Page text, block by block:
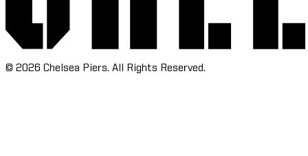
© 2026 Chelsea Piers. All Rights Reserved.​​​​‌ ‍ ​‍​‍‌‍ ‌ ​‍‌‍‍‌‌‍‌ ‌‍‍‌‌‍ ‍​‍​‍​ ‍‍​‍​‍‌ ​ ‌‍​‌‌‍ ‍‌‍‍‌‌ ‌​‌ ‍‌​‍ ‍‌‍‍‌‌‍ ​‍​‍​‍ ​​‍​‍‌‍‍​‌ ​‍‌‍‌‌‌‍‌‍​‍​‍​ ‍‍​‍​‍‌‍‍​‌ ‌​‌ ‌​‌ ​​‌ ​ ​ ‍‍​‍ ​‍ ‌‍​ ‌‍‍​‌‍‌‌‌‍ ​‌ ​ ‌‍‌‌‌‍​‌‌ ​​‌‍‍‌‌‍‌‌‌ ​‍‌ ​ ​‍ ‍‌ ​ ‌‍​‌‌‍ ‍‌‍‍‌‌ ‌​‌ ‍‌​‍ ‍‌ ​ ‌ ‌​‌ ‌‌‌‍‌​‌‍‍‌‌‍ ​‍ ‌‍‍‌‌‍ ‍‌ ‌​‌‍‌‌‌‍ ‍‌ ‌​​‍ ‌‍‌‌‌‍‌​‌‍‍‌‌ ‌​​‍ ‌‍ ‌‌‍ ‌‍‌​‌‍‌‌​ ‌‌ ​​‌ ​‍‌‍‌‌‌ ​ ‌‍‌‌‌‍ ‍‌ ‌​‌‍​‌‌ ‌​‌‍‍‌‌‍ ‌‍ ‍​ ‍ ‌‍‍‌‌‍‌​​ ‌‌‍‌‍‌‍ ‌‍ ‌ ‌​‌‍‌‌‌ ​‍​ ‍ ‌ ‌​‌ ‍‌‌ ​​‌‍‌‌​ ‌‌‍‌‍‌‍ ‌‍ ‌ ‌​‌‍‌‌‌ ​‍​ ‍ ‌ ​​‌‍​‌‌ ‌​‌‍‍​​ ‌‌ ​ ‌ ‌‌‌‍​‍‌ ‌​‌‍‍‌‌ ‌​‌‍ ​‌‍‌‌​ ‌‍​‍‌‍​‌‌ ​ ‌‍‌‌‌‌‌‌‌ ​‍‌‍ ​​ ‌‌‍‍​‌ ‌​‌ ‌​‌ ​​‌ ​ ​‍‌‌​ ​ ‌​​‌​‍‌‌​ ​‍‌​‌‍​‍‌‌​ ​‍‌​‌‍‌‍​ ‌‍‍​‌‍‌‌‌‍ ​‌ ​ ‌‍‌‌‌‍​‌‌ ​​‌‍‍‌‌‍‌‌‌ ​‍‌ ​ ​‍ ‍‌ ​ ‌‍​‌‌‍ ‍‌‍‍‌‌ ‌​‌ ‍‌​‍ ‍‌ ​ ‌ ‌​‌ ‌‌‌‍‌​‌‍‍‌‌‍ ​‍‌‍‌‍‍‌‌‍‌​​ ‌‌‍‌‍‌‍ ‌‍ ‌ ‌​‌‍‌‌‌ ​‍​‍‌‍‌ ‌​‌ ‍‌‌ ​​‌‍‌‌​ ‌‌‍‌‍‌‍ ‌‍ ‌ ‌​‌‍‌‌‌ ​‍​‍‌‍‌ ​​‌‍​‌‌ ‌​‌‍‍​​ ‌‌ ​ ‌ ‌‌‌‍​‍‌ ‌​‌‍‍‌‌ ‌​‌‍ ​‌‍‌‌​‍‌‍‌ ​​‌‍‌‌‌ ​‍‌ ​ ‌ ​​‌‍‌‌‌‍​ ‌ ‌​‌‍‍‌‌ ‌‍‌‍‌‌​ ‌‌ ​​‌ ‌‌‌‍​‍‌‍ ​‌‍‍‌‌ ​ ‌‍‍​‌‍‌‌‌‍‌​​‍​‍‌ ‌